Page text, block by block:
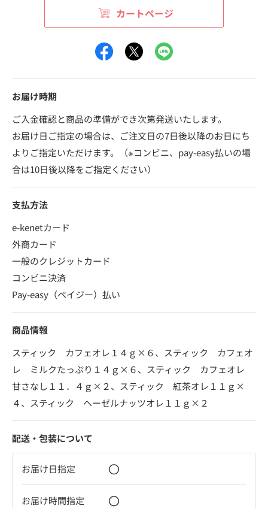
カートページ
お届け時期
ご入金確認と商品の準備ができ次第発送いたします。
お届け日ご指定の場合は、ご注文日の7日後以降のお日にち
よりご指定いただけます。（※コンビニ、pay-easy払いの場
合は10日後以降をご指定ください）
支払方法
e-kenetカード
外商カード
一般のクレジットカード
コンビニ決済
Pay-easy（ペイジー）払い
商品情報
スティック カフェオレ１４ｇ×６、スティック カフェオ
レ ミルクたっぷり１４ｇ×６、スティック カフェオレ
甘さなし１１．４ｇ×２、スティック 紅茶オレ１１ｇ×
４、スティック ヘーゼルナッツオレ１１ｇ×２
配送・包装について
お届け日指定 〇
お届け時間指定 〇